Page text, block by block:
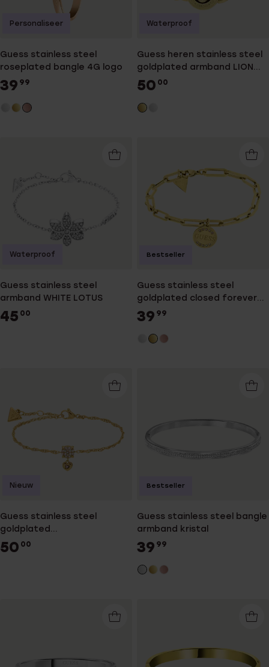
Guess stainless steel
roseplated bangle 4G logo
39 99
Personaliseer
Guess heren stainless steel
goldplated armband LION
KING
50 00
Waterproof
Guess stainless steel
armband WHITE LOTUS
45 00
Waterproof
Guess stainless steel
goldplated closed forever
armband
39 99
Bestseller
Guess stainless steel
goldplated
fantasiearmband met kristal
voor dames
50 00
Nieuw
Guess stainless steel bangle
armband kristal
39 99
Bestseller